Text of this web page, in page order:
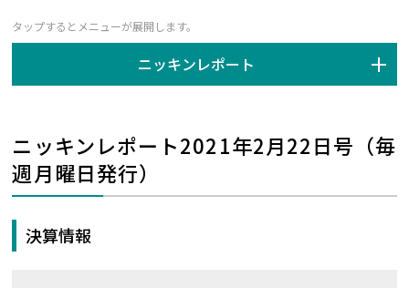
ニッキンレポート
ニッキンレポート2021年2月22日号（毎
週月曜日発行）
決算情報